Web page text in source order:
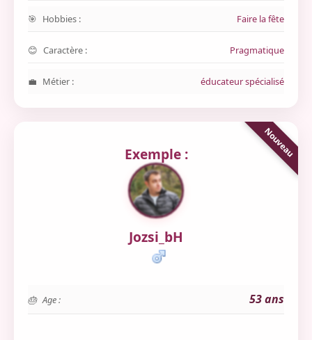
Hobbies : Faire la fête
Caractère : Pragmatique
Métier : éducateur spécialisé
Exemple :
Jozsi_bH
Age : 53 ans